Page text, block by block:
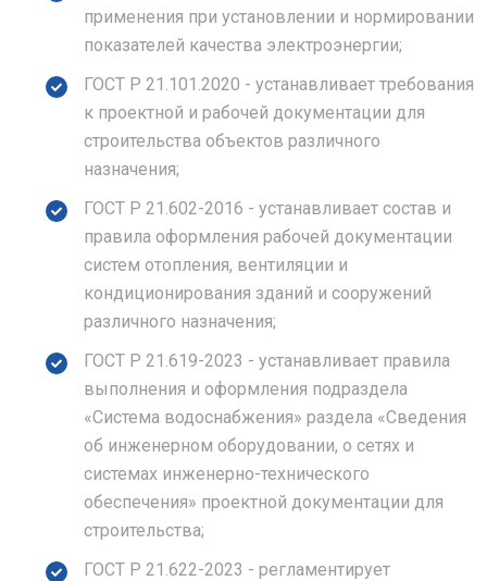
применения при установлении и нормировании
показателей качества электроэнергии;
ГОСТ Р 21.101.2020 - устанавливает требования
к проектной и рабочей документации для
строительства объектов различного
назначения;
ГОСТ Р 21.602-2016 - устанавливает состав и
правила оформления рабочей документации
систем отопления, вентиляции и
кондиционирования зданий и сооружений
различного назначения;
ГОСТ Р 21.619-2023 - устанавливает правила
выполнения и оформления подраздела
«Система водоснабжения» раздела «Сведения
об инженерном оборудовании, о сетях и
системах инженерно-технического
обеспечения» проектной документации для
строительства;
ГОСТ Р 21.622-2023 - регламентирует